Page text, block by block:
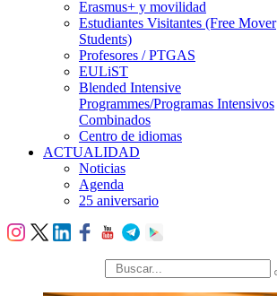
Erasmus+ y movilidad
Estudiantes Visitantes (Free Mover
Students)
Profesores / PTGAS
EULiST
Blended Intensive
Programmes/Programas Intensivos
Combinados
Centro de idiomas
ACTUALIDAD
Noticias
Agenda
25 aniversario
búsqueda